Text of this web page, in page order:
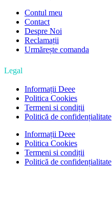
Contul meu
Contact
Despre Noi
Reclamații
Urmărește comanda
Legal
Informații Deee
Politica Cookies
Termeni si condiții
Politică de confidențialitate
Informații Deee
Politica Cookies
Termeni si condiții
Politică de confidențialitate